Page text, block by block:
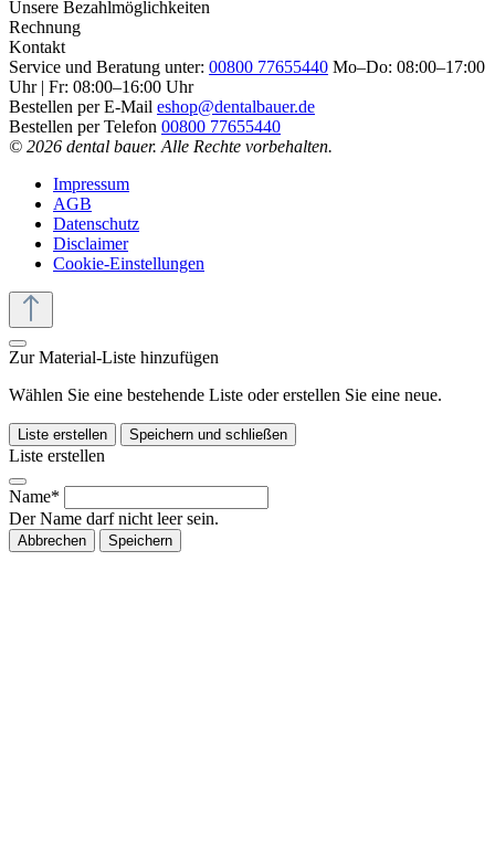
Unsere Bezahlmöglichkeiten
Rechnung
Kontakt
Service und Beratung unter: 00800 77655440 Mo–Do: 08:00–17:00
Uhr | Fr: 08:00–16:00 Uhr
Bestellen per E-Mail eshop@dentalbauer.de
Bestellen per Telefon 00800 77655440
© 2026 dental bauer. Alle Rechte vorbehalten.
Impressum
AGB
Datenschutz
Disclaimer
Cookie-Einstellungen
Zur Material-Liste hinzufügen
Wählen Sie eine bestehende Liste oder erstellen Sie eine neue.
Liste erstellen Speichern und schließen
Liste erstellen
Name*
Der Name darf nicht leer sein.
Abbrechen Speichern